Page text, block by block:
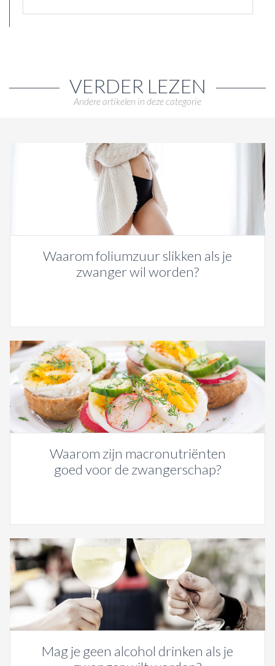
VERDER LEZEN
Andere artikelen in deze categorie
Waarom foliumzuur slikken als je
zwanger wil worden?
Waarom zijn macronutriënten
goed voor de zwangerschap?
Mag je geen alcohol drinken als je